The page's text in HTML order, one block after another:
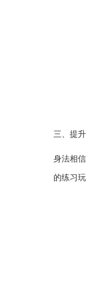
三、提
身法相
的练习